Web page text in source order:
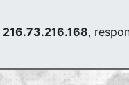
216.73.216.168,